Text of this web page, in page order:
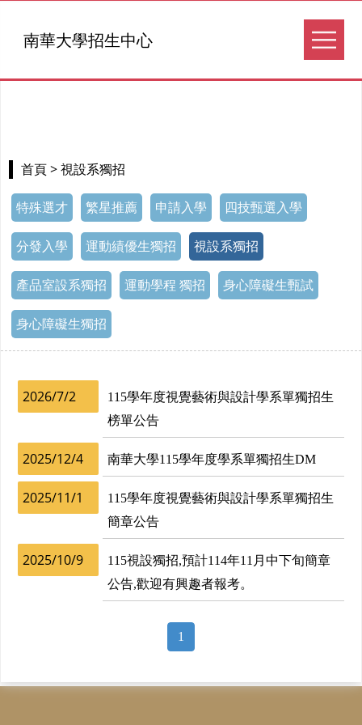
首頁 > 視設系獨招
特殊選才 繁星推薦 申請入學 四技甄選入學
分發入學 運動績優生獨招 視設系獨招
產品室設系獨招 運動學程 獨招 身心障礙生甄試
身心障礙生獨招
2026/7/2
115學年度視覺藝術與設計學系單獨招生
榜單公告
2025/12/4 南華大學115學年度學系單獨招生DM
2025/11/1
115學年度視覺藝術與設計學系單獨招生
簡章公告
2025/10/9
115視設獨招,預計114年11月中下旬簡章
公告,歡迎有興趣者報考。
1
南華大學招生中心